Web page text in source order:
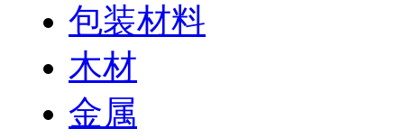
包装材料
木材
金属